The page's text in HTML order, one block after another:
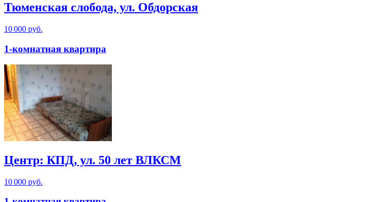
Тюменская слобода, ул. Обдорская
10 000 руб.
1-комнатная квартира
Центр: КПД, ул. 50 лет ВЛКСМ
10 000 руб.